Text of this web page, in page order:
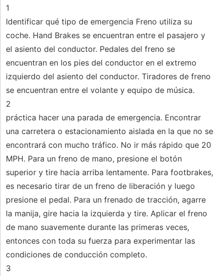
1
Identificar qué tipo de emergencia Freno utiliza su
coche. Hand Brakes se encuentran entre el pasajero y
el asiento del conductor. Pedales del freno se
encuentran en los pies del conductor en el extremo
izquierdo del asiento del conductor. Tiradores de freno
se encuentran entre el volante y equipo de música.
2
práctica hacer una parada de emergencia. Encontrar
una carretera o estacionamiento aislada en la que no se
encontrará con mucho tráfico. No ir más rápido que 20
MPH. Para un freno de mano, presione el botón
superior y tire hacia arriba lentamente. Para footbrakes,
es necesario tirar de un freno de liberación y luego
presione el pedal. Para un frenado de tracción, agarre
la manija, gire hacia la izquierda y tire. Aplicar el freno
de mano suavemente durante las primeras veces,
entonces con toda su fuerza para experimentar las
condiciones de conducción completo.
3